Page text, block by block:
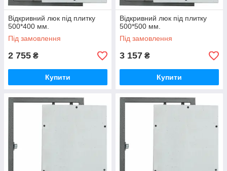
Відкривний люк під плитку
500*400 мм.
Під замовлення
2 755 ₴
Купити
Відкривний люк під плитку
500*500 мм.
Під замовлення
3 157 ₴
Купити